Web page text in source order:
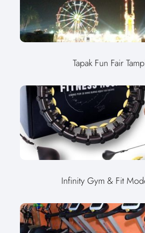
Tapak Fun Fair
Infinity Gym & Fit